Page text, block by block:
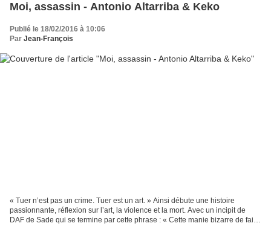
Moi, assassin - Antonio Altarriba & Keko
Publié le 18/02/2016 à 10:06
Par Jean-François
« Tuer n’est pas un crime. Tuer est un art. » Ainsi débute une histoire
passionnante, réflexion sur l’art, la violence et la mort. Avec un incipit de
DAF de Sade qui se termine par cette phrase : « Cette manie bizarre de faire